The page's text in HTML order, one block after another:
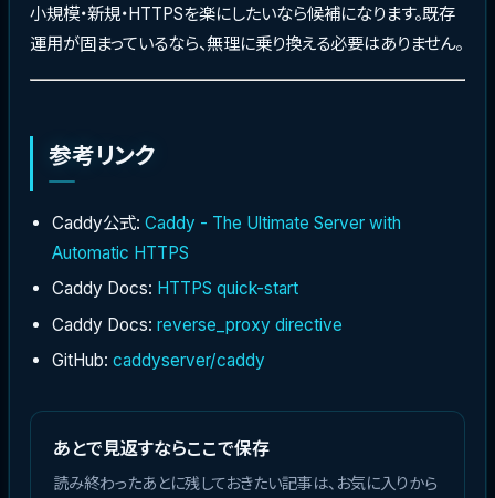
小規模・新規・HTTPSを楽にしたいなら候補になります。既存
運用が固まっているなら、無理に乗り換える必要はありません。
参考リンク
Caddy公式: Caddy - The Ultimate Server with
Automatic HTTPS
Caddy Docs: HTTPS quick-start
Caddy Docs: reverse_proxy directive
GitHub: caddyserver/caddy
あとで見返すならここで保存
読み終わったあとに残しておきたい記事は、お気に入りから